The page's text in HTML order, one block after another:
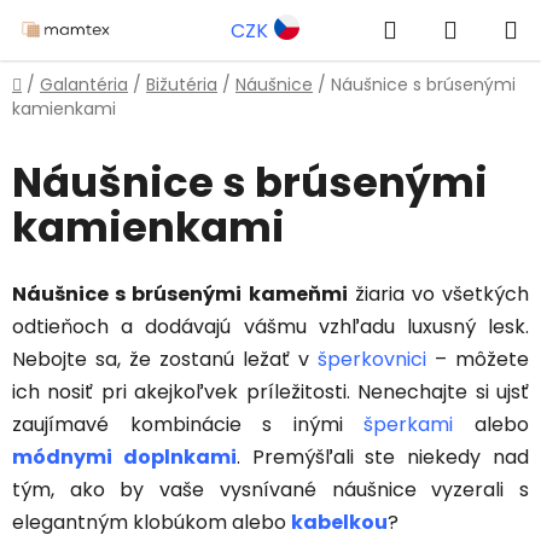
na
obsah
CZK Hľadať
KOŠÍK
Domov
/ Galantéria / Bižutéria / Náušnice / Náušnice s brúsenými
kamienkami
Náušnice s brúsenými
kamienkami
Náušnice s brúsenými kameňmi žiaria vo všetkých
odtieňoch a dodávajú vášmu vzhľadu luxusný lesk.
Nebojte sa, že zostanú ležať v šperkovnici – môžete
ich nosiť pri akejkoľvek príležitosti. Nenechajte si ujsť
zaujímavé kombinácie s inýmišperkamialebo
módnymi doplnkami. Premýšľali ste niekedy nad
tým, ako by vaše vysnívané náušnice vyzerali s
elegantným klobúkom alebo kabelkou?